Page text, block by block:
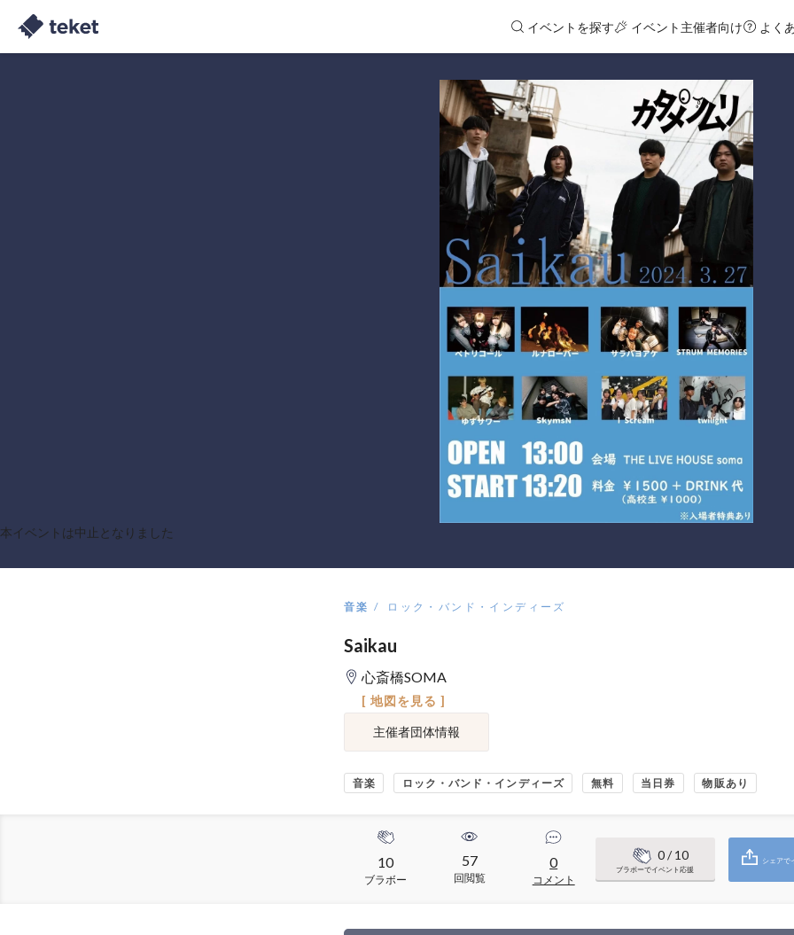
イベントを探す イベント主催者向け よく
本イベントは中止となりました
音楽 ロック・バンド・インディーズ
Saikau
心斎橋SOMA
[ 地図を見る ]
主催者団体情報
音楽 ロック・バンド・インディーズ 無料 当日券 物販あり
10
ブラボー
57
回閲覧
0
コメント
0/ 10
ブラボーでイベント応援
シェアで